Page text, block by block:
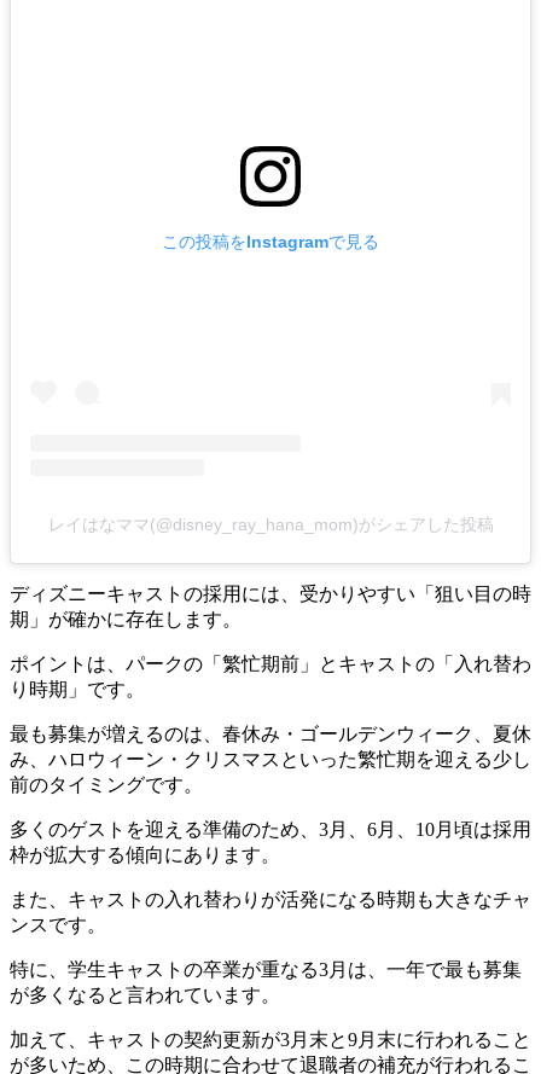
この投稿をInstagramで見る
レイはなママ(@disney_ray_hana_mom)がシェアした投稿
ディズニーキャストの採用には、受かりやすい「狙い目の時
期」が確かに存在します。
ポイントは、パークの「繁忙期前」とキャストの「入れ替わ
り時期」です。
最も募集が増えるのは、春休み・ゴールデンウィーク、夏休
み、ハロウィーン・クリスマスといった繁忙期を迎える少し
前のタイミングです。
多くのゲストを迎える準備のため、3月、6月、10月頃は採用
枠が拡大する傾向にあります。
また、キャストの入れ替わりが活発になる時期も大きなチャ
ンスです。
特に、学生キャストの卒業が重なる3月は、一年で最も募集
が多くなると言われています。
加えて、キャストの契約更新が3月末と9月末に行われること
が多いため、この時期に合わせて退職者の補充が行われるこ